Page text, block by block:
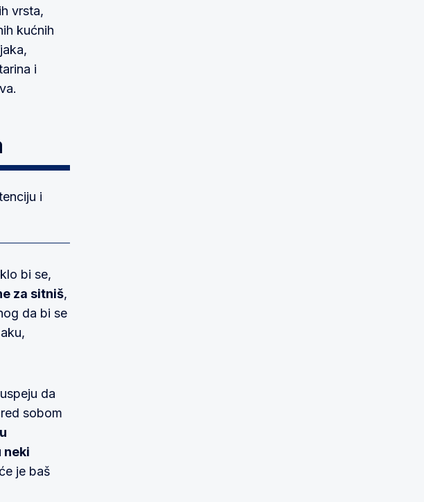
vrsta,
kućnih
i
i
bi se,
za sitniš,
da bi se
da
sobom
neki
je baš